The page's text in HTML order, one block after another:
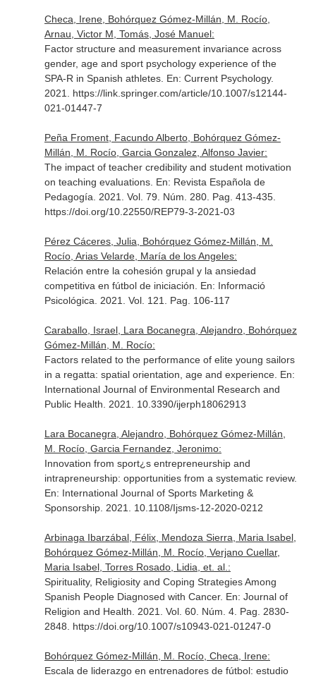
Checa, Irene, Bohórquez Gómez-Millán, M. Rocío,
Arnau, Victor M, Tomás, José Manuel:
Factor structure and measurement invariance across
gender, age and sport psychology experience of the
SPA-R in Spanish athletes. En: Current Psychology.
2021. https://link.springer.com/article/10.1007/s12144-
021-01447-7
Peña Froment, Facundo Alberto, Bohórquez Gómez-
Millán, M. Rocío, Garcia Gonzalez, Alfonso Javier:
The impact of teacher credibility and student motivation
on teaching evaluations. En: Revista Española de
Pedagogía . 2021. Vol. 79. Núm. 280. Pag. 413-435.
https://doi.org/10.22550/REP79-3-2021-03
Pérez Cáceres, Julia, Bohórquez Gómez-Millán, M.
Rocío, Arias Velarde, María de los Angeles:
Relación entre la cohesión grupal y la ansiedad
competitiva en fútbol de iniciación. En: Informació
Psicológica . 2021. Vol. 121. Pag. 106-117
Caraballo, Israel, Lara Bocanegra, Alejandro, Bohórquez
Gómez-Millán, M. Rocío:
Factors related to the performance of elite young sailors
in a regatta: spatial orientation, age and experience. En:
International Journal of Environmental Research and
Public Health . 2021. 10.3390/ijerph18062913
Lara Bocanegra, Alejandro, Bohórquez Gómez-Millán,
M. Rocío, Garcia Fernandez, Jeronimo:
Innovation from sport¿s entrepreneurship and
intrapreneurship: opportunities from a systematic review.
En: International Journal of Sports Marketing &
Sponsorship. 2021. 10.1108/Ijsms-12-2020-0212
Arbinaga Ibarzábal, Félix, Mendoza Sierra, Maria Isabel,
Bohórquez Gómez-Millán, M. Rocío, Verjano Cuellar,
Maria Isabel, Torres Rosado, Lidia, et. al.:
Spirituality, Religiosity and Coping Strategies Among
Spanish People Diagnosed with Cancer. En: Journal of
Religion and Health . 2021. Vol. 60. Núm. 4. Pag. 2830-
2848. https://doi.org/10.1007/s10943-021-01247-0
Bohórquez Gómez-Millán, M. Rocío, Checa, Irene:
Escala de liderazgo en entrenadores de fútbol: estudio